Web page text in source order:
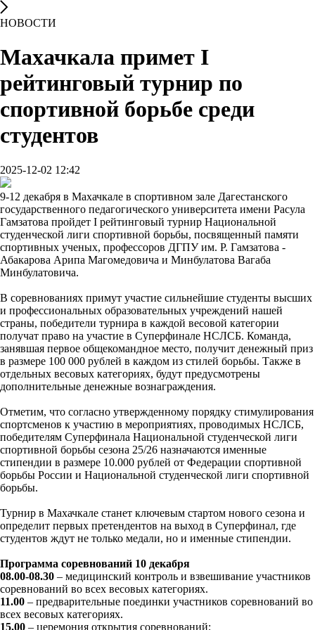
НОВОСТИ
Махачкала примет I
рейтинговый турнир по
спортивной борьбе среди
студентов
2025-12-02 12:42
9-12 декабря в Махачкале в спортивном зале Дагестанского
государственного педагогического университета имени Расула
Гамзатова пройдет I рейтинговый турнир Национальной
студенческой лиги спортивной борьбы, посвященный памяти
спортивных ученых, профессоров ДГПУ им. Р. Гамзатова -
Абакарова Арипа Магомедовича и Минбулатова Вагаба
Минбулатовича.
В соревнованиях примут участие сильнейшие студенты высших
и профессиональных образовательных учреждений нашей
страны, победители турнира в каждой весовой категории
получат право на участие в Суперфинале НСЛСБ. Команда,
занявшая первое общекомандное место, получит денежный приз
в размере 100 000 рублей в каждом из стилей борьбы. Также в
отдельных весовых категориях, будут предусмотрены
дополнительные денежные вознаграждения.
Отметим, что согласно утвержденному порядку стимулирования
спортсменов к участию в мероприятиях, проводимых НСЛСБ,
победителям Суперфинала Национальной студенческой лиги
спортивной борьбы сезона 25/26 назначаются именные
стипендии в размере 10.000 рублей от Федерации спортивной
борьбы России и Национальной студенческой лиги спортивной
борьбы.
Турнир в Махачкале станет ключевым стартом нового сезона и
определит первых претендентов на выход в Суперфинал, где
студентов ждут не только медали, но и именные стипендии.
Программа соревнований 10 декабря
08.00-08.30 – медицинский контроль и взвешивание участников
соревнований во всех весовых категориях.
11.00 – предварительные поединки участников соревнований во
всех весовых категориях.
15.00 – церемония открытия соревнований;